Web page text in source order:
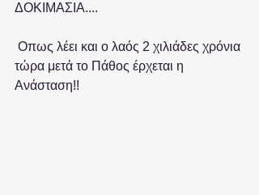
ΔΟΚΙΜΑΣΙΑ....
τώρα μετά το Πάθος έρχεται η
Ανάσταση!!